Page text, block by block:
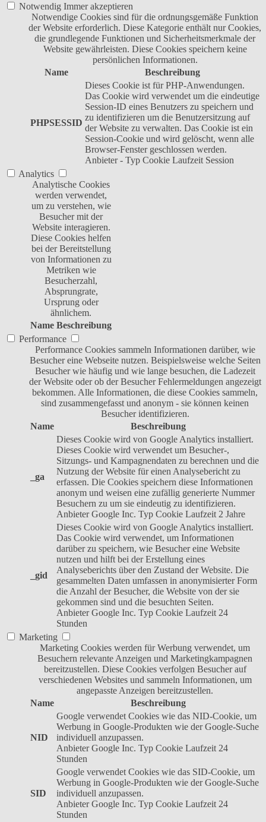
Notwendig Immer akzeptieren
Notwendige Cookies sind für die ordnungsgemäße Funktion
der Website erforderlich. Diese Kategorie enthält nur Cookies,
die grundlegende Funktionen und Sicherheitsmerkmale der
Website gewährleisten. Diese Cookies speichern keine
persönlichen Informationen.
Name
Beschreibung
PHPSESSID
Dieses Cookie ist für PHP-Anwendungen.
Das Cookie wird verwendet um die eindeutige
Session-ID eines Benutzers zu speichern und
zu identifizieren um die Benutzersitzung auf
der Website zu verwalten. Das Cookie ist ein
Session-Cookie und wird gelöscht, wenn alle
Browser-Fenster geschlossen werden.
Anbieter - Typ Cookie Laufzeit Session
Analytics
Analytische Cookies
werden verwendet,
um zu verstehen, wie
Besucher mit der
Website interagieren.
Diese Cookies helfen
bei der Bereitstellung
von Informationen zu
Metriken wie
Besucherzahl,
Absprungrate,
Ursprung oder
ähnlichem.
Name Beschreibung
Performance
Performance Cookies sammeln Informationen darüber, wie
Besucher eine Webseite nutzen. Beispielsweise welche Seiten
Besucher wie häufig und wie lange besuchen, die Ladezeit
der Website oder ob der Besucher Fehlermeldungen angezeigt
bekommen. Alle Informationen, die diese Cookies sammeln,
sind zusammengefasst und anonym - sie können keinen
Besucher identifizieren.
Name
Beschreibung
_ga
Dieses Cookie wird von Google Analytics installiert.
Dieses Cookie wird verwendet um Besucher-,
Sitzungs- und Kampagnendaten zu berechnen und die
Nutzung der Website für einen Analysebericht zu
erfassen. Die Cookies speichern diese Informationen
anonym und weisen eine zufällig generierte Nummer
Besuchern zu um sie eindeutig zu identifizieren.
Anbieter Google Inc. Typ Cookie Laufzeit 2 Jahre
_gid
Dieses Cookie wird von Google Analytics installiert.
Das Cookie wird verwendet, um Informationen
darüber zu speichern, wie Besucher eine Website
nutzen und hilft bei der Erstellung eines
Analyseberichts über den Zustand der Website. Die
gesammelten Daten umfassen in anonymisierter Form
die Anzahl der Besucher, die Website von der sie
gekommen sind und die besuchten Seiten.
Anbieter Google Inc. Typ Cookie Laufzeit 24
Stunden
Marketing
Marketing Cookies werden für Werbung verwendet, um
Besuchern relevante Anzeigen und Marketingkampagnen
bereitzustellen. Diese Cookies verfolgen Besucher auf
verschiedenen Websites und sammeln Informationen, um
angepasste Anzeigen bereitzustellen.
Name
Beschreibung
NID
Google verwendet Cookies wie das NID-Cookie, um
Werbung in Google-Produkten wie der Google-Suche
individuell anzupassen.
Anbieter Google Inc. Typ Cookie Laufzeit 24
Stunden
SID
Google verwendet Cookies wie das SID-Cookie, um
Werbung in Google-Produkten wie der Google-Suche
individuell anzupassen.
Anbieter Google Inc. Typ Cookie Laufzeit 24
Stunden